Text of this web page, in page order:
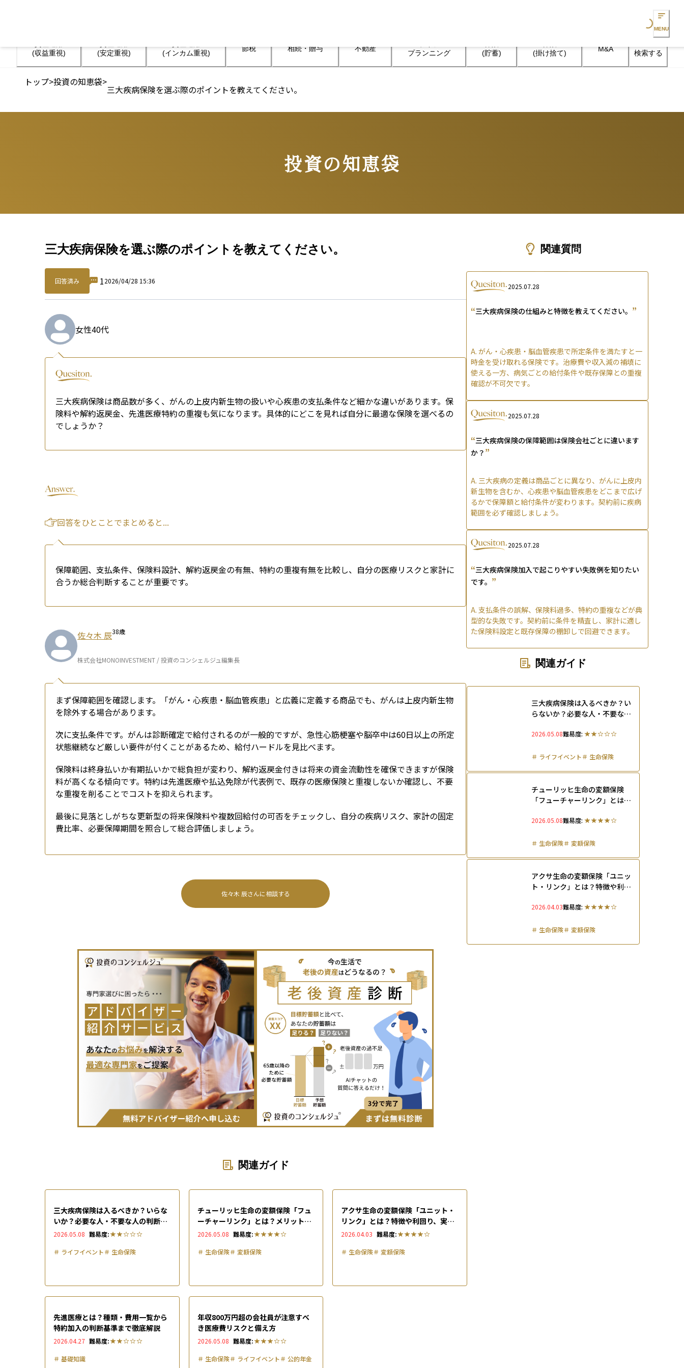
Loading...MENU
(収益重視)
(安定重視)
(インカム重視)
節税 相続・贈与 不動産
プランニング
(貯蓄)
(掛け捨て)
M&A 検索する
トップ>投資の知恵袋>
三大疾病保険を選ぶ際のポイントを教えてください。
投資の知恵袋
Questions
三大疾病保険を選ぶ際のポイントを教えてください。
回答済み 12026/04/28 15:36
女性40代
三大疾病保険は商品数が多く、がんの上皮内新生物の扱いや心疾患の支払条件など細かな違いがあります。保
険料や解約返戻金、先進医療特約の重複も気になります。具体的にどこを見れば自分に最適な保険を選べるの
でしょうか？
回答をひとことでまとめると...
保障範囲、支払条件、保険料設計、解約返戻金の有無、特約の重複有無を比較し、自分の医療リスクと家計に
合うか総合判断することが重要です。
佐々木 辰38歳
株式会社MONOINVESTMENT / 投資のコンシェルジュ編集長
まず保障範囲を確認します。「がん・心疾患・脳血管疾患」と広義に定義する商品でも、がんは上皮内新生物
を除外する場合があります。
次に支払条件です。がんは診断確定で給付されるのが一般的ですが、急性心筋梗塞や脳卒中は60日以上の所定
状態継続など厳しい要件が付くことがあるため、給付ハードルを見比べます。
保険料は終身払いか有期払いかで総負担が変わり、解約返戻金付きは将来の資金流動性を確保できますが保険
料が高くなる傾向です。特約は先進医療や払込免除が代表例で、既存の医療保険と重複しないか確認し、不要
な重複を削ることでコストを抑えられます。
最後に見落としがちな更新型の将来保険料や複数回給付の可否をチェックし、自分の疾病リスク、家計の固定
費比率、必要保障期間を照合して総合評価しましょう。
佐々木 辰さんに相談する
関連ガイド
三大疾病保険は入るべきか？いらな
いか？必要な人・不要な人の判断基
準を徹底解説
2026.05.08 難易度:
＃ ライフイベント＃ 生命保険
チューリッヒ生命の変額保険「フュ
ーチャーリンク」とは？メリット・
デメリット、評判を徹底解説
2026.05.08 難易度:
＃ 生命保険＃ 変額保険
アクサ生命の変額保険「ユニット・
リンク」とは？特徴や利回り、実際
の評判を解説
2026.04.03 難易度:
＃ 生命保険＃変額保険
先進医療とは？種類・費用一覧から
特約加入の判断基準まで徹底解説
2026.04.27 難易度:
＃ 基礎知識
年収800万円超の会社員が注意すべ
き医療費リスクと備え方
2026.05.08 難易度:
＃ 生命保険＃ ライフイベント＃ 公的年金
関連質問
2025.07.28
“三大疾病保険の仕組みと特徴を教えてください。 ”
A. がん・心疾患・脳血管疾患で所定条件を満たすと一
時金を受け取れる保険です。治療費や収入減の補填に
使える一方、病気ごとの給付条件や既存保障との重複
確認が不可欠です。
2025.07.28
“三大疾病保険の保障範囲は保険会社ごとに違います
か？ ”
A. 三大疾病の定義は商品ごとに異なり、がんに上皮内
新生物を含むか、心疾患や脳血管疾患をどこまで広げ
るかで保障額と給付条件が変わります。契約前に疾病
範囲を必ず確認しましょう。
2025.07.28
“三大疾病保険加入で起こりやすい失敗例を知りたい
です。 ”
A. 支払条件の誤解、保険料過多、特約の重複などが典
型的な失敗です。契約前に条件を精査し、家計に適し
た保険料設定と既存保障の棚卸しで回避できます。
関連ガイド
三大疾病保険は入るべきか？い
らないか？必要な人・不要な人
2026.05.08難易度:
＃ ライフイベント＃ 生命保険
チューリッヒ生命の変額保険
「フューチャーリンク」とは？
徹底解説
2026.05.08難易度:
＃ 生命保険＃変額保険
アクサ生命の変額保険「ユニッ
ト・リンク」とは？特徴や利回
2026.04.03難易度:
＃ 生命保険＃変額保険